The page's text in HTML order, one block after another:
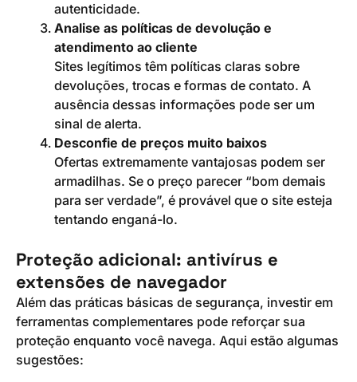
autenticidade.
Analise as políticas de devolução e
atendimento ao cliente
Sites legítimos têm políticas claras sobre
devoluções, trocas e formas de contato. A
ausência dessas informações pode ser um
sinal de alerta.
Desconfie de preços muito baixos
Ofertas extremamente vantajosas podem ser
armadilhas. Se o preço parecer “bom demais
para ser verdade”, é provável que o site esteja
tentando enganá-lo.
Proteção adicional: antivírus e
extensões de navegador
Além das práticas básicas de segurança, investir em
ferramentas complementares pode reforçar sua
proteção enquanto você navega. Aqui estão algumas
sugestões: